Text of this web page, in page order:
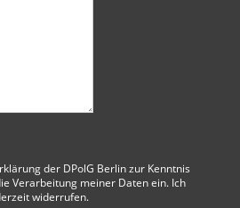
der DPolG Berlinzur Kenntnis
Verarbeitung meiner Daten ein. Ich
widerrufen.